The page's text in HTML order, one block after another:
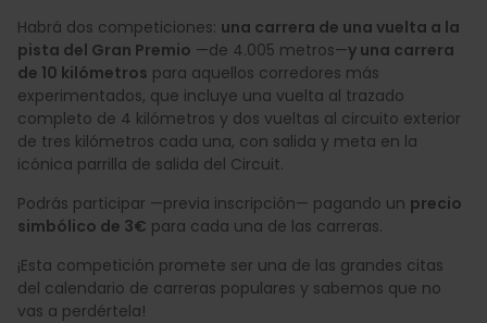
Habrá dos competiciones: una carrera de una vuelta a la
pista del Gran Premio —de 4.005 metros—y una carrera
de 10 kilómetros para aquellos corredores más
experimentados, que incluye una vuelta al trazado
completo de 4 kilómetros y dos vueltas al circuito exterior
de tres kilómetros cada una, con salida y meta en la
icónica parrilla de salida del Circuit.
Podrás participar —previa inscripción— pagando un precio
simbólico de 3€ para cada una de las carreras.
¡Esta competición promete ser una de las grandes citas
del calendario de carreras populares y sabemos que no
vas a perdértela!